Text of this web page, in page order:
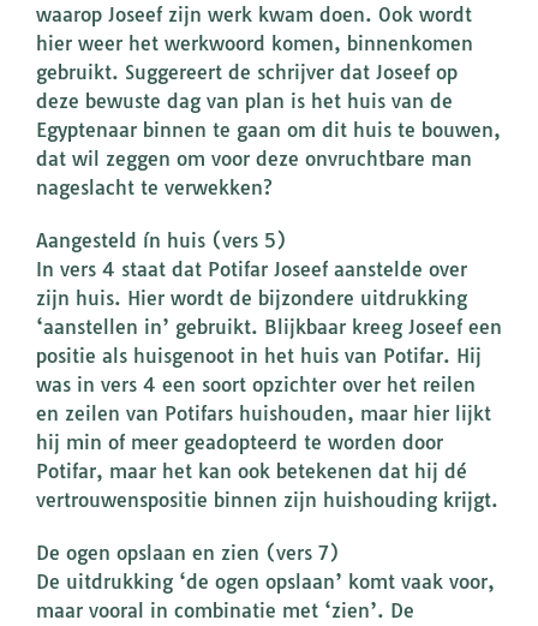
waarop Joseef zijn werk kwam doen. Ook wordt
hier weer het werkwoord komen, binnenkomen
gebruikt. Suggereert de schrijver dat Joseef op
deze bewuste dag van plan is het huis van de
Egyptenaar binnen te gaan om dit huis te bouwen,
dat wil zeggen om voor deze onvruchtbare man
nageslacht te verwekken?
Aangesteld ín huis (vers 5)
In vers 4 staat dat Potifar Joseef aanstelde over
zijn huis. Hier wordt de bijzondere uitdrukking
‘aanstellen in’ gebruikt. Blijkbaar kreeg Joseef een
positie als huisgenoot in het huis van Potifar. Hij
was in vers 4 een soort opzichter over het reilen
en zeilen van Potifars huishouden, maar hier lijkt
hij min of meer geadopteerd te worden door
Potifar, maar het kan ook betekenen dat hij dé
vertrouwenspositie binnen zijn huishouding krijgt.
De ogen opslaan en zien (vers 7)
De uitdrukking ‘de ogen opslaan’ komt vaak voor,
maar vooral in combinatie met ‘zien’. De